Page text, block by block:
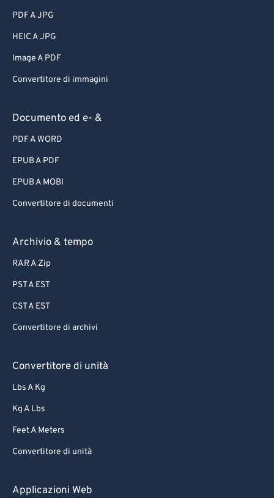
PDF A JPG
HEIC A JPG
Image A PDF
Convertitore di immagini
Documento ed e- &
PDF A WORD
EPUB A PDF
EPUB A MOBI
Convertitore di documenti
Archivio & tempo
RAR A Zip
PST A EST
CST A EST
Convertitore di archivi
Convertitore di unità
Lbs A Kg
Kg A Lbs
Feet A Meters
Convertitore di unità
Applicazioni Web